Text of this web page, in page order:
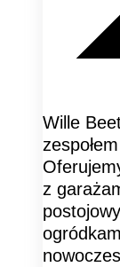
Wille
z